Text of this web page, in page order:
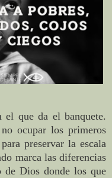
el que da el banquete.
ocupar los primeros
preservar la escala
marca las diferencias
de Dios donde los que